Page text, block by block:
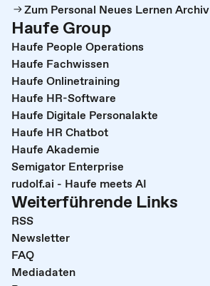
Zum Personal Neues Lernen Archiv
Haufe Group
Haufe People Operations
Haufe Fachwissen
Haufe Onlinetraining
Haufe HR-Software
Haufe Digitale Personalakte
Haufe HR Chatbot
Haufe Akademie
Semigator Enterprise
rudolf.ai - Haufe meets AI
Weiterführende Links
RSS
Newsletter
FAQ
Mediadaten